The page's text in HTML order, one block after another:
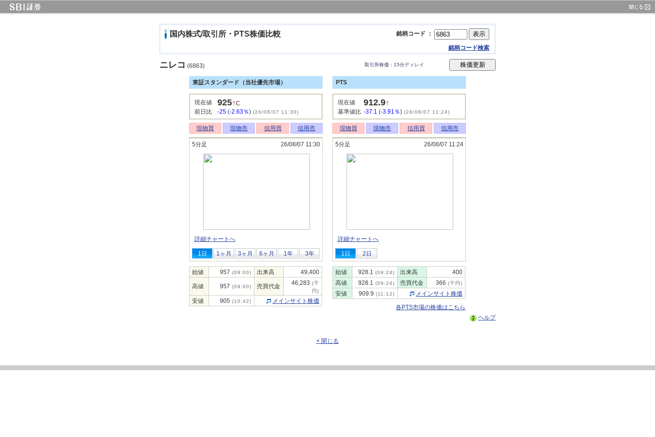
国内株式/取引所・PTS株価比較 銘柄コード ：
銘柄コード検索
ニレコ (6863) 取引所株価：15分ディレイ
東証スタンダード（当社優先市場）
現在値 925↑C
前日比
-25 (-2.63％) (26/08/07 11:30)
現物買 現物売 信用買 信用売
5分足 26/08/07 11:30
詳細チャートへ
1日 1ヶ月 3ヶ月 6ヶ月 1年 3年
始値 957 (09:00) 出来高 49,400
高値 957 (09:00) 売買代金 46,283 (千
円)
安値 905 (10:42) メインサイト株価
PTS
現在値 912.9↑
基準値比 -37.1 (-3.91％) (26/08/07 11:24)
現物買 現物売 信用買 信用売
5分足 26/08/07 11:24
詳細チャートへ
1日 2日
始値 928.1 (09:24) 出来高
400
高値
928.1 (09:24) 売買代金 366 (千円)
安値 909.9 (11:12)
メインサイト株価
各PTS市場の株価はこちら
ヘルプ
× 閉じる